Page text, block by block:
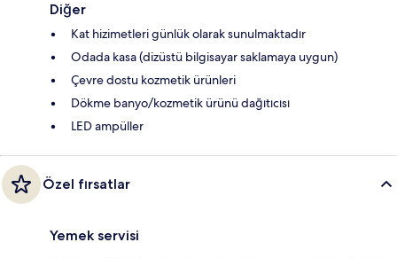
Diğer
Kat hizimetleri günlük olarak sunulmaktadır
Odada kasa (dizüstü bilgisayar saklamaya uygun)
Çevre dostu kozmetik ürünleri
Dökme banyo/kozmetik ürünü dağıtıcısı
LED ampüller
Özel fırsatlar
Yemek servisi